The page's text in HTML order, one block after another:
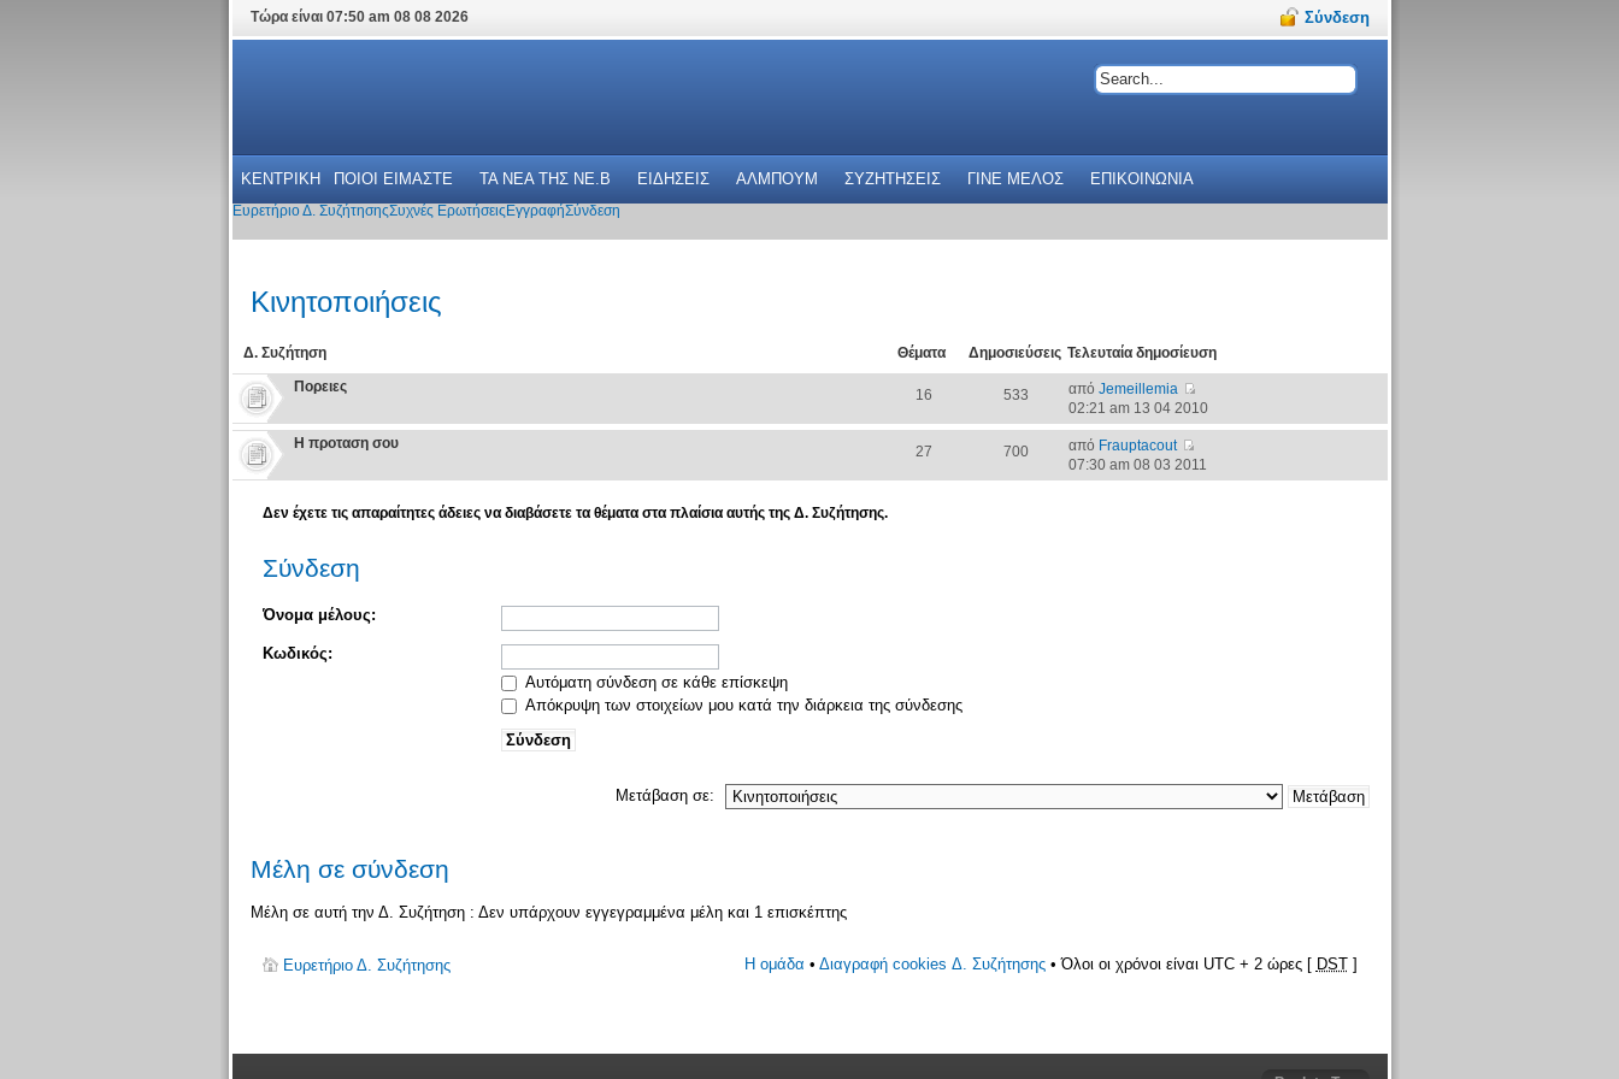
Τώρα είναι 07:50 am 08 08 2026 Σύνδεση
ΚΕΝΤΡΙΚΗ ΠΟΙΟΙ ΕΙΜΑΣΤΕ ΤΑ ΝΕΑ THΣ NE.B ΕΙΔΗΣΕΙΣ ΑΛΜΠΟΥΜ ΣΥΖΗΤΗΣΕΙΣ ΓΙΝΕ ΜΕΛΟΣ ΕΠΙΚΟΙΝΩΝΙΑ
Ευρετήριο Δ. ΣυζήτησηςΣυχνές Ερωτήσεις ΕγγραφήΣύνδεση
Κινητοποιήσεις
Δ. Συζήτηση Θέματα Δημοσιεύσεις Τελευταία δημοσίευση
Πoρειες
16 533 απόJemeillemia
02:21 am 13 04 2010
Η προταση σου 27 700 από Frauptacout
07:30 am 08 03 2011
Δεν έχετε τις απαραίτητες άδειες να διαβάσετε τα θέματα στα πλαίσια αυτής της Δ. Συζήτησης.
Σύνδεση
Όνομα μέλους:
Κωδικός:
Αυτόματη σύνδεση σε κάθε επίσκεψη
Απόκρυψη των στοιχείων μου κατά την διάρκεια της σύνδεσης
Μετάβαση σε:
Μέλη σε σύνδεση
Μέλη σε αυτή την Δ. Συζήτηση : Δεν υπάρχουν εγγεγραμμένα μέλη και 1 επισκέπτης
Ευρετήριο Δ. Συζήτησης Η ομάδα • Διαγραφή cookies Δ. Συζήτησης• Όλοι οι χρόνοι είναι UTC + 2 ώρες [ DST]